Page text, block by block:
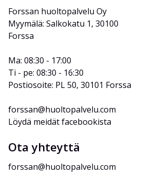
Forssan huoltopalvelu Oy
Myymälä: Salkokatu 1, 30100
Forssa
Ma: 08:30 - 17:00
Ti - pe: 08:30 - 16:30
Postiosoite: PL 50, 30101 Forssa
forssan@huoltopalvelu.com
Löydä meidät facebookista
Ota yhteyttä
forssan@huoltopalvelu.com